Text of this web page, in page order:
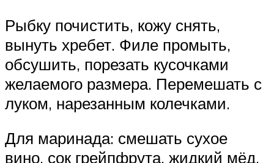
Рыбку почистить, кожу снять,
вынуть хребет. Филе промыть,
обсушить, порезать кусочками
желаемого размера. Перемешать с
луком, нарезанным колечками.
Для маринада: смешать сухое
вино, сок грейпфрута, жидкий мёд.